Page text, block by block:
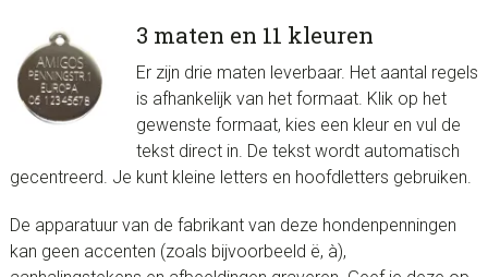
3 maten en 11 kleuren
Er zijn drie maten leverbaar. Het aantal regels
is afhankelijk van het formaat. Klik op het
gewenste formaat, kies een kleur en vul de
tekst direct in. De tekst wordt automatisch
gecentreerd. Je kunt kleine letters en hoofdletters gebruiken.
De apparatuur van de fabrikant van deze hondenpenningen
kan geen accenten (zoals bijvoorbeeld ë, à),